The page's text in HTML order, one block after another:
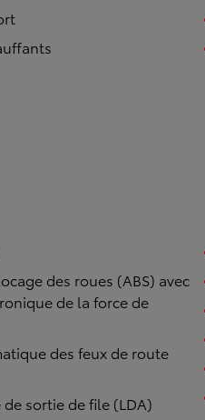
des roues (ABS) avec
de la force de
des feux de route
sortie de file (LDA)